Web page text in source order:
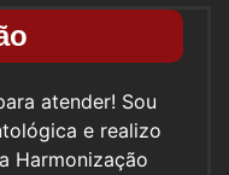
atender! Sou
e realizo
Harmonização